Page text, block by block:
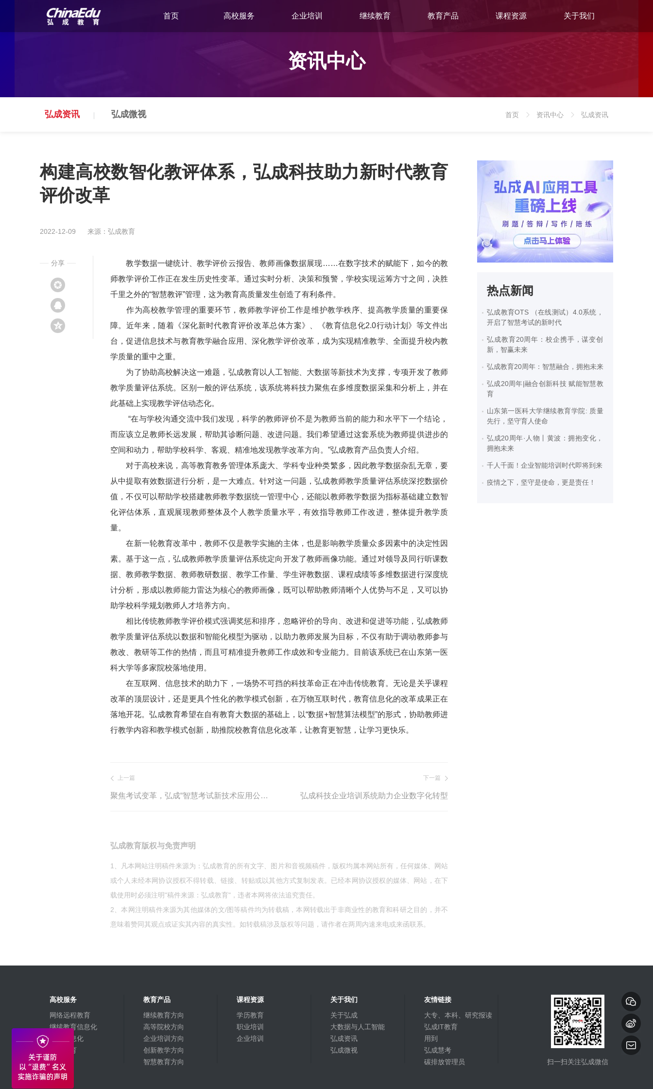
首页 高校服务 企业培训 继续教育 教育产品 课程资源 关于我们
资讯中心
弘成资讯 弘成微视
首页
资讯中心
弘成资讯
构建高校数智化教评体系，弘成科技助力新时代教育
评价改革
2022-12-09 来源：弘成教育
教学数据一键统计、教学评价云报告、教师画像数据展现……在数字技术的赋能下，如今的教
师教学评价工作正在发生历史性变革。通过实时分析、决策和预警，学校实现运筹方寸之间，决胜
千里之外的“智慧教评”管理，这为教育高质量发生创造了有利条件。
作为高校教学管理的重要环节，教师教学评价工作是维护教学秩序、提高教学质量的重要保
障。近年来，随着《深化新时代教育评价改革总体方案》、《教育信息化2.0行动计划》等文件出
台，促进信息技术与教育教学融合应用、深化教学评价改革，成为实现精准教学、全面提升校内教
学质量的重中之重。
为了协助高校解决这一难题，弘成教育以人工智能、大数据等新技术为支撑，专项开发了教师
教学质量评估系统。区别一般的评估系统，该系统将科技力聚焦在多维度数据采集和分析上，并在
此基础上实现教学评估动态化。
“在与学校沟通交流中我们发现，科学的教师评价不是为教师当前的能力和水平下一个结论，
而应该立足教师长远发展，帮助其诊断问题、改进问题。我们希望通过这套系统为教师提供进步的
空间和动力，帮助学校科学、客观、精准地发现教学改革方向。”弘成教育产品负责人介绍。
对于高校来说，高等教育教务管理体系庞大、学科专业种类繁多，因此教学数据杂乱无章，要
从中提取有效数据进行分析，是一大难点。针对这一问题，弘成教师教学质量评估系统深挖数据价
值，不仅可以帮助学校搭建教师教学数据统一管理中心，还能以教师教学数据为指标基础建立数智
化评估体系，直观展现教师整体及个人教学质量水平，有效指导教师工作改进，整体提升教学质
量。
在新一轮教育改革中，教师不仅是教学实施的主体，也是影响教学质量众多因素中的决定性因
素。基于这一点，弘成教师教学质量评估系统定向开发了教师画像功能。通过对领导及同行听课数
据、教师教学数据、教师教研数据、教学工作量、学生评教数据、课程成绩等多维数据进行深度统
计分析，形成以教师能力雷达为核心的教师画像，既可以帮助教师清晰个人优势与不足，又可以协
助学校科学规划教师人才培养方向。
相比传统教师教学评价模式强调奖惩和排序，忽略评价的导向、改进和促进等功能，弘成教师
教学质量评估系统以数据和智能化模型为驱动，以助力教师发展为目标，不仅有助于调动教师参与
教改、教研等工作的热情，而且可精准提升教师工作成效和专业能力。目前该系统已在山东第一医
科大学等多家院校落地使用。
在互联网、信息技术的助力下，一场势不可挡的科技革命正在冲击传统教育。无论是关乎课程
改革的顶层设计，还是更具个性化的教学模式创新，在万物互联时代，教育信息化的改革成果正在
落地开花。弘成教育希望在自有教育大数据的基础上，以“数据+智慧算法模型”的形式，协助教师进
行教学内容和教学模式创新，助推院校教育信息化改革，让教育更智慧，让学习更快乐。
上一篇
聚焦考试变革，弘成“智慧考试新技术应用公益讲座”顺利召开
下一篇
弘成科技企业培训系统助力企业数字化转型
弘成教育版权与免责声明
1、凡本网站注明稿件来源为：弘成教育的所有文字、图片和音视频稿件，版权均属本网站所有，任何媒体、网站
或个人未经本网协议授权不得转载、链接、转贴或以其他方式复制发表。已经本网协议授权的媒体、网站，在下
载使用时必须注明"稿件来源：弘成教育"，违者本网将依法追究责任。
2、本网注明稿件来源为其他媒体的文/图等稿件均为转载稿，本网转载出于非商业性的教育和科研之目的，并不
意味着赞同其观点或证实其内容的真实性。如转载稿涉及版权等问题，请作者在两周内速来电或来函联系。
分享
热点新闻
弘成教育OTS （在线测试）4.0系统，
开启了智慧考试的新时代
弘成教育20周年：校企携手，谋变创
新，智赢未来
弘成教育20周年：智慧融合，拥抱未来
弘成20周年|融合创新科技 赋能智慧教
育
山东第一医科大学继续教育学院: 质量
先行，坚守育人使命
弘成20周年·人物丨黄波：拥抱变化，
拥抱未来
千人千面！企业智能培训时代即将到来
疫情之下，坚守是使命，更是责任！
高校服务
网络远程教育
继续教育信息化
高校信息化
融合教育
教育产品
继续教育方向
高等院校方向
企业培训方向
创新教学方向
智慧教育方向
课程资源
学历教育
职业培训
企业培训
关于我们
关于弘成
大数据与人工智能
弘成资讯
弘成微视
友情链接
大专、本科、研究报读
弘成IT教育
用到
弘成慧考
碳排放管理员
扫一扫关注弘成微信